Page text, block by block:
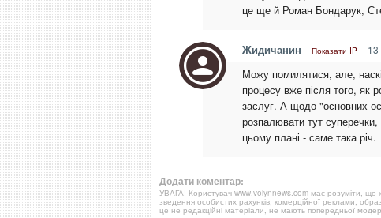
це ще й Роман Бондарук,
Жидичанин Показати IP
Можу помилятися, але,
процесу вже після того, як
заслуг. А щодо "основних
розпалювати тут
цьому плані - саме така річ.
Додати коментар:
УВАГА! Користувач www.volynnews.com має розуміти, що
зведення особистих рахунків, комерційної реклами,
це не редакційні матеріали, не мають попередньої